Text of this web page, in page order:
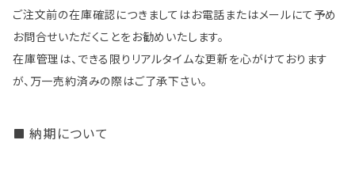
ご注文前の在庫確認につきましてはお電話またはメールにて予め
お問合せいただくことをお勧めいたします。
在庫管理は、できる限りリアルタイムな更新を心がけております
が、万一売約済みの際はご了承下さい。
納期について